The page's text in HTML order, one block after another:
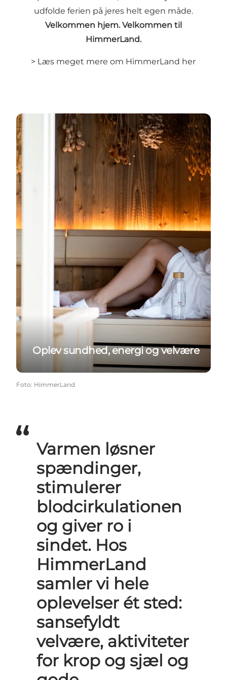
udfolde ferien på jeres helt egen måde.
Velkommen hjem. Velkommen til
HimmerLand.
> Læs meget mere om HimmerLand her
Oplev sundhed, energi og velvære
Oplev sundhed, energi og velvære
Foto: HimmerLand
Varmen løsner
spændinger,
stimulerer
blodcirkulationen
og giver ro i
sindet. Hos
HimmerLand
samler vi hele
oplevelser ét sted:
sansefyldt
velvære, aktiviteter
for krop og sjæl og